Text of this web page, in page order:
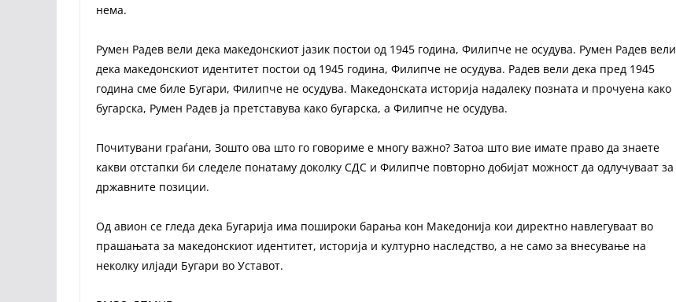
нема.
Румен Радев вели дека македонскиот јазик постои од 1945 година, Филипче не осудува. Румен Радев вели
дека македонскиот идентитет постои од 1945 година, Филипче не осудува. Радев вели дека пред 1945
година сме биле Бугари, Филипче не осудува. Македонската историја надалеку позната и прочуена како
бугарска, Румен Радев ја претставува како бугарска, а Филипче не осудува.
Почитувани граѓани, Зошто ова што го говориме е многу важно? Затоа што вие имате право да знаете
какви отстапки би следеле понатаму доколку СДС и Филипче повторно добијат можност да одлучуваат за
државните позиции.
Од авион се гледа дека Бугарија има пошироки барања кон Македонија кои директно навлегуваат во
прашањата за македонскиот идентитет, историја и културно наследство, а не само за внесување на
неколку илјади Бугари во Уставот.